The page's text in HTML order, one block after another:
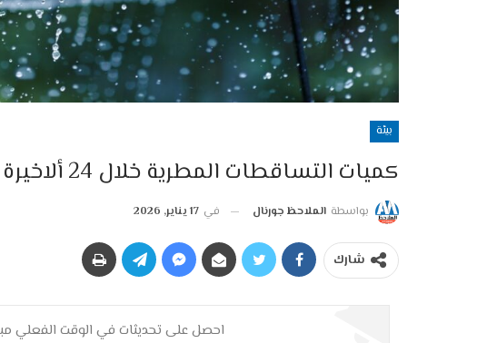
بيئة
كميات التساقطات المطرية خلال 24 ألاخيرة
بواسطة الملاحظ جورنال في 17 يناير, 2026
شارك
احصل على تحديثات في الوقت الفعلي